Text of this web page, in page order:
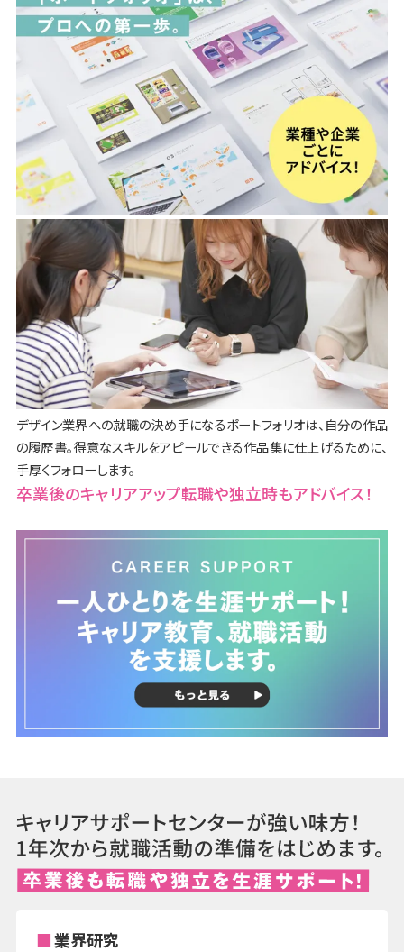
デザイン業界への就職の決め手になるポートフォリオは、自分の作品
の履歴書。得意なスキルをアピールできる作品集に仕上げるために、
手厚くフォローします。
卒業後のキャリアアップ転職や独立時もアドバイス！
業界研究